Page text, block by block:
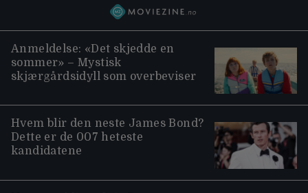
Anmeldelse: «Det skjedde en
sommer» – Mystisk
skjærgårdsidyll som overbeviser
Hvem blir den neste James Bond?
Dette er de 007 heteste
kandidatene